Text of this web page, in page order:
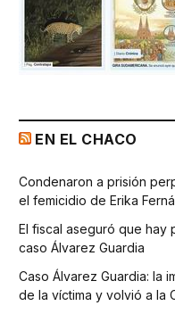
EN EL CHACO
Condenaron a prisión
el femicidio de Erika
El fiscal aseguró que hay
caso Álvarez Guardia
Caso Álvarez Guardia: la
de la víctima y volvió a la